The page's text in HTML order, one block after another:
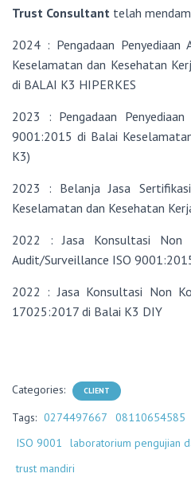
Trust Consultant telah
2024 : Pengadaan Penyediaan
Keselamatan dan Kesehatan
di BALAI K3 HIPERKES
2023 : Pengadaan
9001:2015 di Balai
K3)
2023 : Belanja Jasa
Keselamatan dan Kesehatan
2022 : Jasa Konsultasi Non
Audit/Surveillance ISO
2022 : Jasa Konsultasi Non
17025:2017 di Balai K3 DIY
Categories: CLIENT
Tags: 0274497667 08110654585
ISO 9001
laboratorium pengujian
trust mandiri